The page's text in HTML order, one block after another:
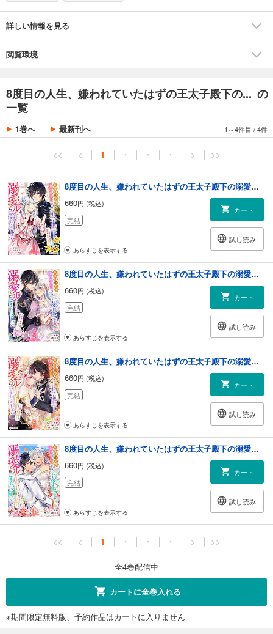
詳しい情報を見る
閲覧環境
8度目の人生、嫌われていたはずの王太子殿下の... の
一覧
1巻へ 最新刊へ 1～4件目 /4件
<< < 1 ・ ・ ・ > >>
8度目の人生、嫌われていたはずの王太子殿下の溺愛ルートにはまりました～お飾り側妃なのでどうぞお構いなく～1巻
660円 (税込)
完結
カート
試し読み
あらすじを表示する
8度目の人生、嫌われていたはずの王太子殿下の溺愛ルートにはまりました～お飾り側妃なのでどうぞお構いなく～2巻
660円 (税込)
完結
カート
試し読み
あらすじを表示する
8度目の人生、嫌われていたはずの王太子殿下の溺愛ルートにはまりました～お飾り側妃なのでどうぞお構いなく～3巻
660円 (税込)
完結
カート
試し読み
あらすじを表示する
8度目の人生、嫌われていたはずの王太子殿下の溺愛ルートにはまりました～お飾り側妃なのでどうぞお構いなく～4巻
660円 (税込)
完結
カート
試し読み
あらすじを表示する
<< < 1 ・ ・ ・ > >>
全4巻配信中
カートに全巻入れる
※期間限定無料版、予約作品はカートに入りません